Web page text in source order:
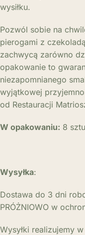
wysiłku.
Pozwól sobie na
pierogami z
zachwycą zarówno
opakowanie to
niezapomnianego
wyjątkowej
od Restauracji
W opakowaniu: 8
Wysyłka:
Dostawa do 3 dni
PRÓŻNIOWO w
Wysyłki realizujemy